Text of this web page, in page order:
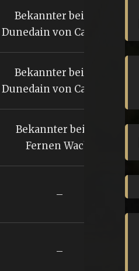
Bekannter bei den
Dunedain von Cardolan
Bekannter bei den
Dunedain von Cardolan
Bekannter bei der
Fernen Wacht
–
–